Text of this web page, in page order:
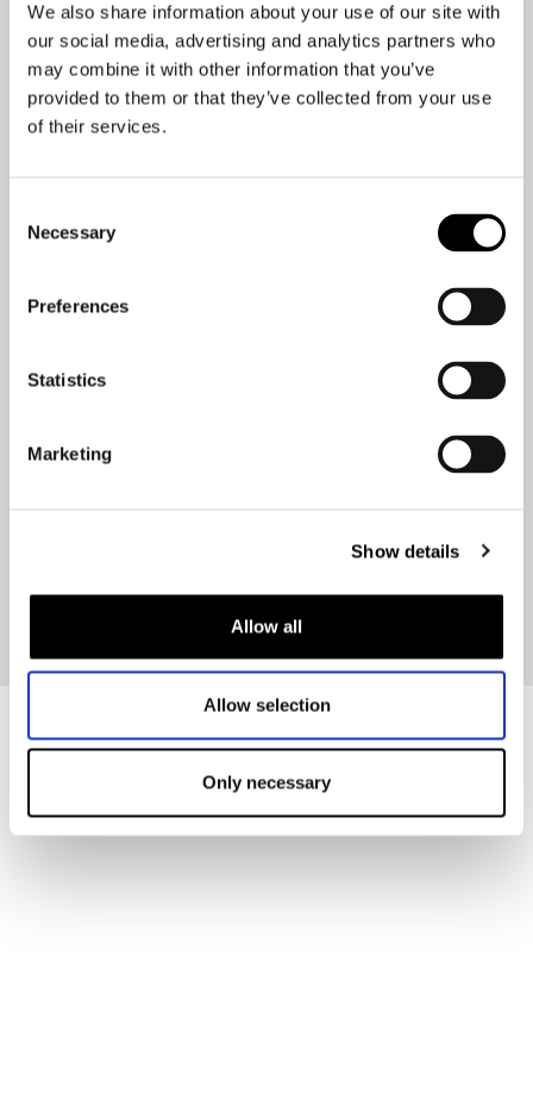
We also share information about your use of our site with
our social media, advertising and analytics partners who
may combine it with other information that you’ve
provided to them or that they’ve collected from your use
of their services.
Selection
Necessary
Preferences
Statistics
Marketing
Show details
Allow all
Allow selection
Only necessary
Uiteraard vindt je bij ons de
belangrijkste merken
Rev’it, Alpinestars, Richa, Dainese, Shoei, HJC, TCX, Cardo,
John Doe om er maar een paar te noemen. Sport? Casual?
en helmen. Wat ons verder onderscheidt is een accurate en
garantiegevallen. Want als je eenmaal binnenkomt zien we je
ook graag weer terug!